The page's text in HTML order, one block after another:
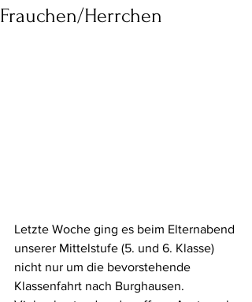
Frauchen/Herrchen
Letzte Woche ging es beim Elternabend
unserer Mittelstufe (5. und 6. Klasse)
nicht nur um die bevorstehende
Klassenfahrt nach Burghausen.